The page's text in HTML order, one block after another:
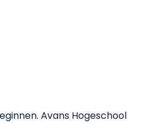
Avans Hogeschool